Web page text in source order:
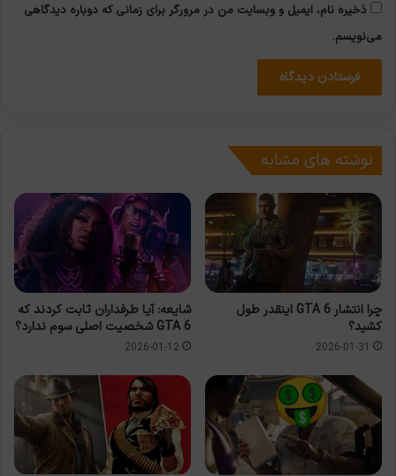
ذخیره نام، ایمیل و وبسایت من در مرورگر برای زمانی که دوباره دیدگاهی
می‌نویسم.
نوشته های مشابه
چرا انتشار GTA 6 اینقدر طول
کشید؟
2026-01-31
شایعه: آیا طرفداران ثابت کردند که
GTA 6 شخصیت اصلی سوم ندارد؟
2026-01-12